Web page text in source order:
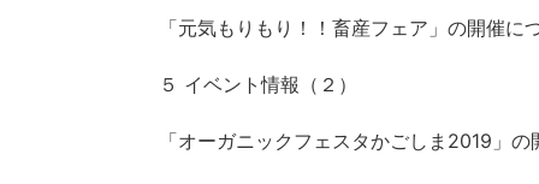
「元気もりもり！！畜産フェア」の開催に
５ イベント情報（２）
「オーガニックフェスタかごしま 2019 」